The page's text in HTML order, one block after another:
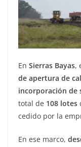
En Sierras Bayas,
de apertura de
incorporación de
total de 108 lotes
cedido por la
En ese marco,